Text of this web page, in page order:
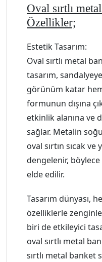
Oval sırtlı
Özellikler;
Estetik Tasarım:
Oval sırtlı metal
tasarım,
görünüm katar
formunun dışına
etkinlik alanına ve
sağlar. Metalin
oval sırtın sıcak
dengelenir,
elde edilir.
Tasarım dünyası,
özelliklerle
biri de etkileyici
oval sırtlı metal
sırtlı metal banket